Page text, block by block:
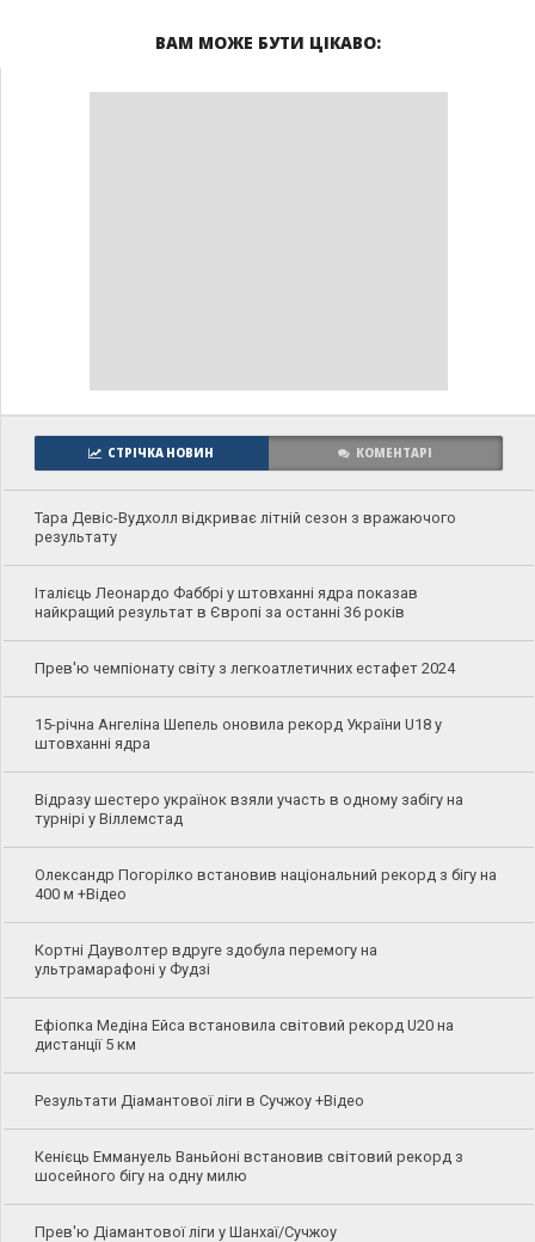
ВАМ МОЖЕ БУТИ ЦІКАВО:
СТРІЧКА НОВИН КОМЕНТАРІ
Тара Девіс-Вудхолл відкриває літній сезон з вражаючого
результату
Італієць Леонардо Фаббрі у штовханні ядра показав
найкращий результат в Європі за останні 36 років
Прев'ю чемпіонату світу з легкоатлетичних естафет 2024
15-річна Ангеліна Шепель оновила рекорд України U18 у
штовханні ядра
Відразу шестеро українок взяли участь в одному забігу на
турнірі у Віллемстад
Олександр Погорілко встановив національний рекорд з бігу на
400 м +Відео
Кортні Дауволтер вдруге здобула перемогу на
ультрамарафоні у Фудзі
Ефіопка Медіна Ейса встановила світовий рекорд U20 на
дистанції 5 км
Результати Діамантової ліги в Сучжоу +Відео
Кенієць Еммануель Ваньйоні встановив світовий рекорд з
шосейного бігу на одну милю
Прев'ю Діамантової ліги у Шанхаї/Сучжоу